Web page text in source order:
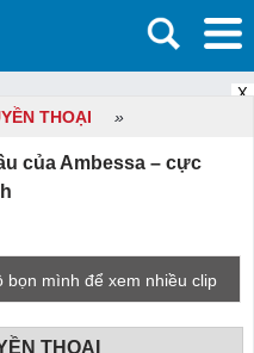
X
THOẠI »
của Ambessa – cực
bọn mình để xem nhiều clip
THOẠI